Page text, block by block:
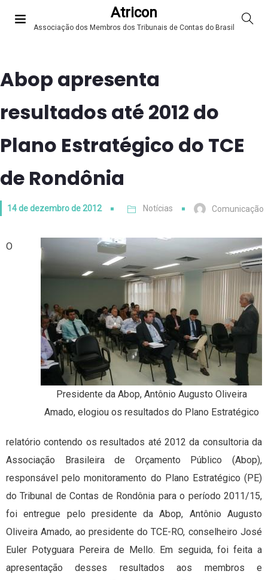
Atricon
Associação dos Membros dos Tribunais de Contas do Brasil
Abop apresenta
resultados até 2012 do
Plano Estratégico do TCE
de Rondônia
14 de dezembro de 2012 Notícias Comunicação
Presidente da Abop, Antônio Augusto Oliveira
Amado, elogiou os resultados do Plano Estratégico
O
relatório contendo os resultados até 2012 da consultoria da
Associação Brasileira de Orçamento Público (Abop),
responsável pelo monitoramento do Plano Estratégico (PE)
do Tribunal de Contas de Rondônia para o período 2011/15,
foi entregue pelo presidente da Abop, Antônio Augusto
Oliveira Amado, ao presidente do TCE-RO, conselheiro José
Euler Potyguara Pereira de Mello. Em seguida, foi feita a
apresentação desses resultados aos membros e